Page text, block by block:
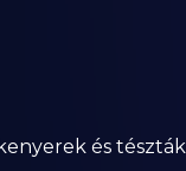
és tészták